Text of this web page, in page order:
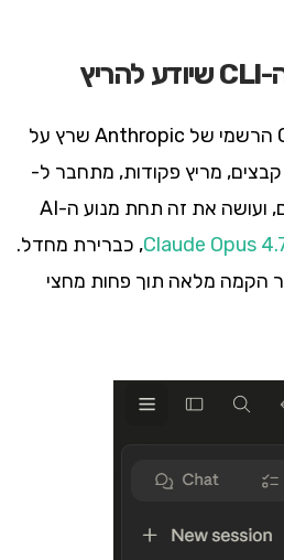
Claude Code — ה-CLI שיודע להריץ
Claude Code הוא ה-CLI הרשמי של Anthropic שרץ על
מריץ פקודות, מתחבר ל-
MCP servers ולפלאגינים, ועושה את זה תחת מנוע ה-AI
Claude Opus, כברירת מחדל.
הקמה מלאה תוך פחות מחצי